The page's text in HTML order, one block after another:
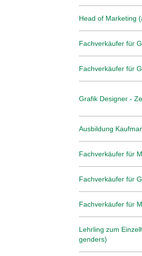
Head of Marketing
Fachverkäufer für
Fachverkäufer für
Grafik Designer -
Ausbildung
Fachverkäufer für
Fachverkäufer für
Fachverkäufer für
Lehrling zum
genders)